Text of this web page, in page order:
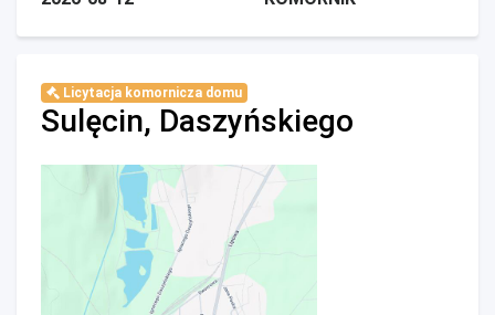
Licytacja komornicza domu
Sulęcin, Daszyńskiego